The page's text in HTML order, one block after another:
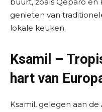
genieten van
lokale keuken.
Ksamil –
hart van
Ksamil, gelegen aan de